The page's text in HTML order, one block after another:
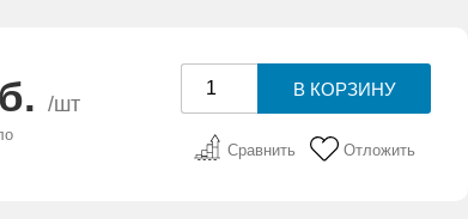
/шт
Сравнить
Отложить